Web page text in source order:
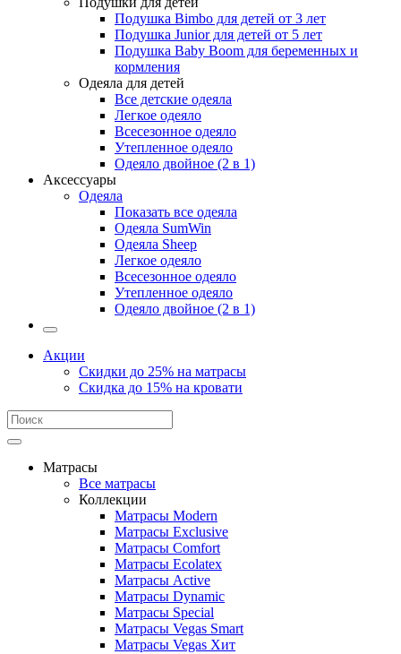
Подушка Bimbo для детей от 3 лет
Подушка Junior для детей от 5 лет
Подушка Baby Boom для беременных и
кормления
Одеяла для детей
Все детские одеяла
Легкое одеяло
Всесезонное одеяло
Утепленное одеяло
Одеяло двойное (2 в 1)
Аксессуары
Одеяла
Показать все одеяла
Одеяла SumWin
Одеяла Sheep
Легкое одеяло
Всесезонное одеяло
Утепленное одеяло
Одеяло двойное (2 в 1)
Акции
Скидки до 25% на матрасы
Скидка до 15% на кровати
Матрасы
Все матрасы
Коллекции
Матрасы Modern
Матрасы Exclusive
Матрасы Comfort
Матрасы Ecolatex
Матрасы Active
Матрасы Dynamic
Матрасы Special
Матрасы Vegas Smart
Матрасы Vegas Хит